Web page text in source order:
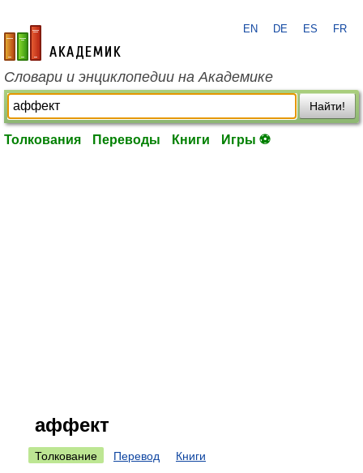
academic.ru
EN DE ES FR
Словари и энциклопедии на Академике
Найти!
Толкования Переводы Книги Игры ⚽
аффект
Толкование Перевод Книги